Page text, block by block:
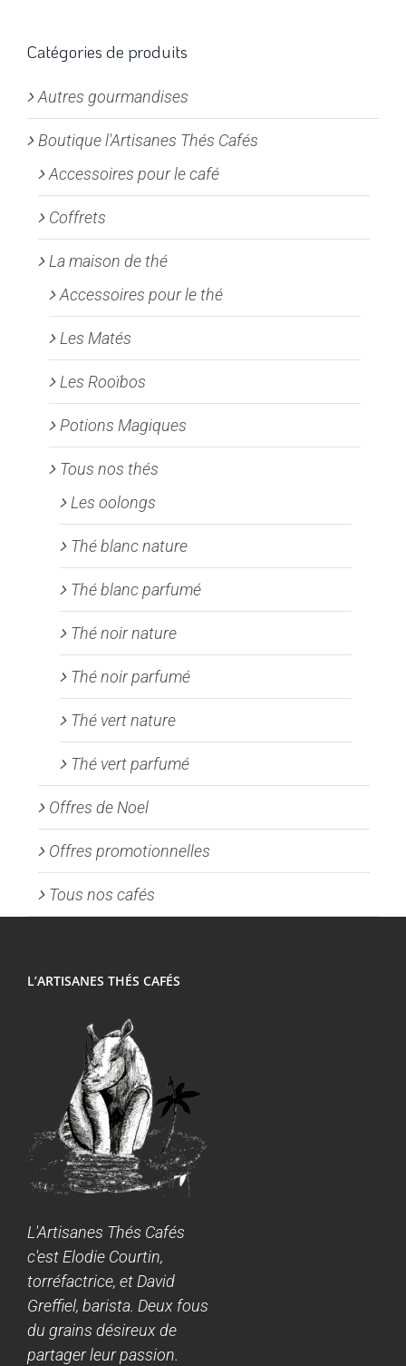
être
sur
du
Catégories de produits
Autres gourmandises
Boutique l'Artisanes Thés Cafés
Accessoires pour le café
Coffrets
La maison de thé
Accessoires pour le thé
Les Matés
Les Rooïbos
Potions Magiques
Tous nos thés
Les oolongs
Thé blanc nature
Thé blanc parfumé
Thé noir nature
Thé noir parfumé
Thé vert nature
Thé vert parfumé
Offres de Noel
Offres promotionnelles
Tous nos cafés
L’ARTISANES THÉS CAFÉS
L'Artisanes Thés Cafés
c'est Elodie Courtin,
torréfactrice, et David
Greffiel, barista. Deux fous
du grains désireux de
partager leur passion.